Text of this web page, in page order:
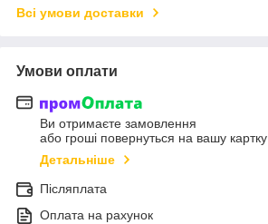
Всі умови доставки
Умови оплати
Ви отримаєте замовлення
або гроші повернуться на вашу картку
Детальніше
Післяплата
Оплата на рахунок